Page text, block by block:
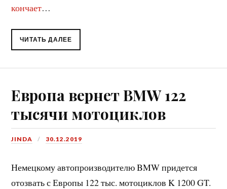
кончает…
ЧИТАТЬ ДАЛЕЕ
Европа вернет BMW 122
тысячи мотоциклов
JINDA 30.12.2019
Немецкому автопроизводителю BMW придется
отозвать с Европы 122 тыс. мотоциклов K 1200 GT.